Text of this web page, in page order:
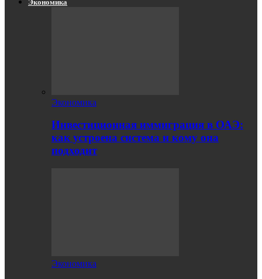
Экономика
Экономика
Инвестиционная иммиграция в ОАЭ:
как устроена система и кому она
подходит
Экономика